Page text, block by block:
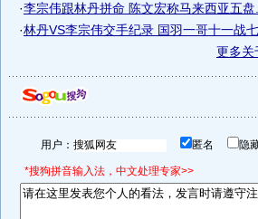
·李宗伟跟林丹拼命 陈文宏称马来西亚五盘...
·林丹VS李宗伟交手纪录 国羽一哥十一战七
更多关
用户： 匿名 隐
*搜狗拼音输入法，中文处理专家>>